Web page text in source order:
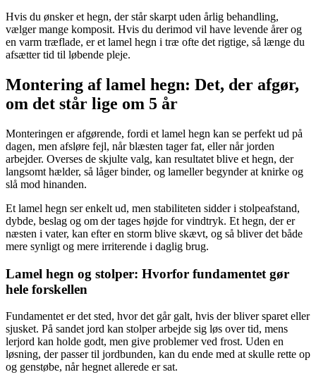
Hvis du ønsker et hegn, der står skarpt uden årlig behandling,
vælger mange komposit. Hvis du derimod vil have levende årer og
en varm træflade, er et lamel hegn i træ ofte det rigtige, så længe du
afsætter tid til løbende pleje.
Montering af lamel hegn: Det, der afgør,
om det står lige om 5 år
Monteringen er afgørende, fordi et lamel hegn kan se perfekt ud på
dagen, men afsløre fejl, når blæsten tager fat, eller når jorden
arbejder. Overses de skjulte valg, kan resultatet blive et hegn, der
langsomt hælder, så låger binder, og lameller begynder at knirke og
slå mod hinanden.
Et lamel hegn ser enkelt ud, men stabiliteten sidder i stolpeafstand,
dybde, beslag og om der tages højde for vindtryk. Et hegn, der er
næsten i vater, kan efter en storm blive skævt, og så bliver det både
mere synligt og mere irriterende i daglig brug.
Lamel hegn og stolper: Hvorfor fundamentet gør
hele forskellen
Fundamentet er det sted, hvor det går galt, hvis der bliver sparet eller
sjusket. På sandet jord kan stolper arbejde sig løs over tid, mens
lerjord kan holde godt, men give problemer ved frost. Uden en
løsning, der passer til jordbunden, kan du ende med at skulle rette op
og genstøbe, når hegnet allerede er sat.